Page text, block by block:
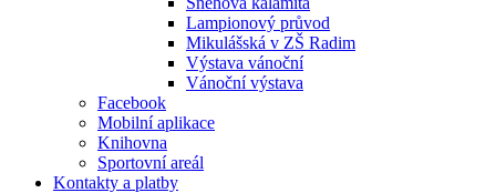
Lampionový průvod
Mikulášská v ZŠ Radim
Výstava vánoční
Vánoční výstava
Facebook
Mobilní aplikace
Knihovna
Sportovní areál
Kontakty a platby